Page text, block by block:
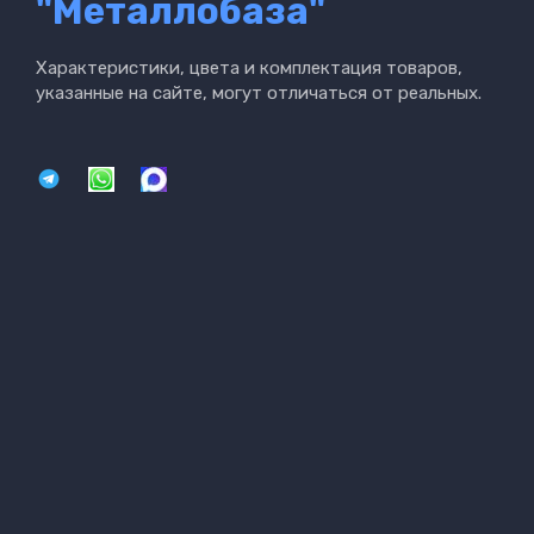
"Металлобаза"
Характеристики, цвета и комплектация товаров,
указанные на сайте, могут отличаться от реальных.